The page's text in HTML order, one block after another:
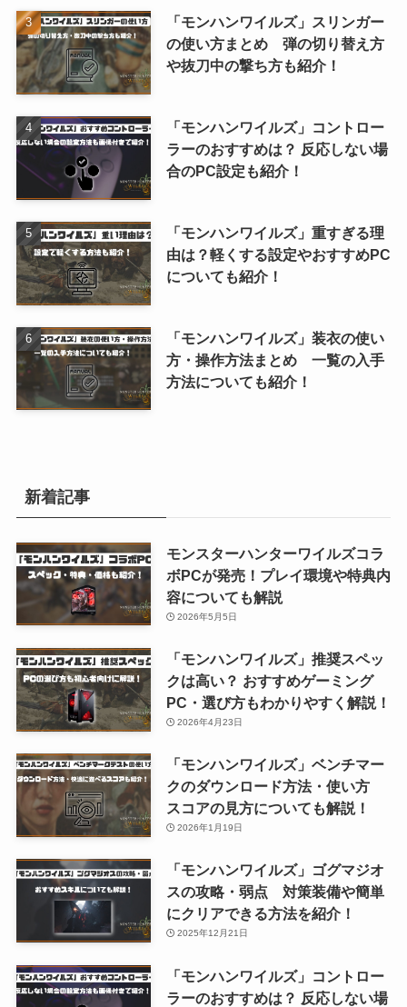
「モンハンワイルズ」スリンガー
の使い方まとめ 弾の切り替え方
や抜刀中の撃ち方も紹介！
「モンハンワイルズ」コントロー
ラーのおすすめは？ 反応しない場
合のPC設定も紹介！
「モンハンワイルズ」重すぎる理
由は？軽くする設定やおすすめPC
についても紹介！
「モンハンワイルズ」装衣の使い
方・操作方法まとめ 一覧の入手
方法についても紹介！
新着記事
モンスターハンターワイルズコラ
ボPCが発売！プレイ環境や特典内
容についても解説
2026年5月5日
「モンハンワイルズ」推奨スペッ
クは高い？ おすすめゲーミング
PC・選び方もわかりやすく解説！
2026年4月23日
「モンハンワイルズ」ベンチマー
クのダウンロード方法・使い方
スコアの見方についても解説！
2026年1月19日
「モンハンワイルズ」ゴグマジオ
スの攻略・弱点 対策装備や簡単
にクリアできる方法を紹介！
2025年12月21日
「モンハンワイルズ」コントロー
ラーのおすすめは？ 反応しない場